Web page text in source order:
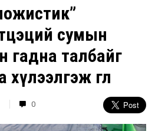
сумын
гадна талбайг
өглөө
0